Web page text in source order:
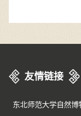
友情链接
东北师范大学自然博